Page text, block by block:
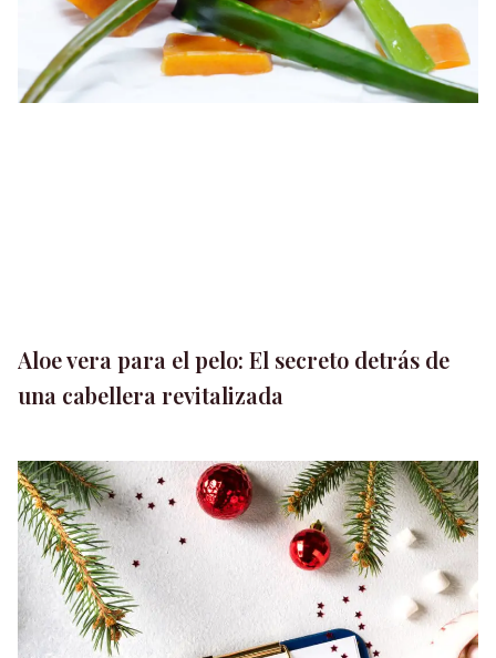
Aloe vera para el pelo: El secreto detrás de
una cabellera revitalizada